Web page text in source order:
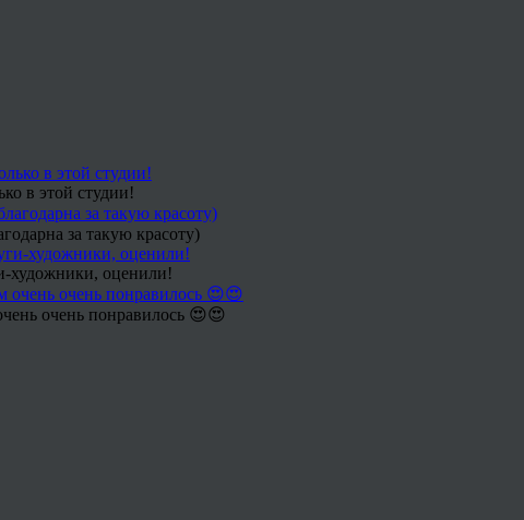
в этой студии!
за такую красоту)
художники, оценили!
очень понравилось 😍😍